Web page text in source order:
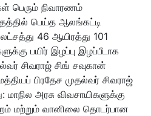
பெரும் நிவாரணம்
பெய்த ஆலங்கட்டி
46 ஆயிரத்து 101
பயிர் இழப்பு இழப்பீடாக
சிவராஜ் சிங் சவுகான்
பிரதேச முதல்வர் சிவராஜ்
மாநில அரசு விவசாயிகளுக்கு
மற்றும் வானிலை தொடர்பான